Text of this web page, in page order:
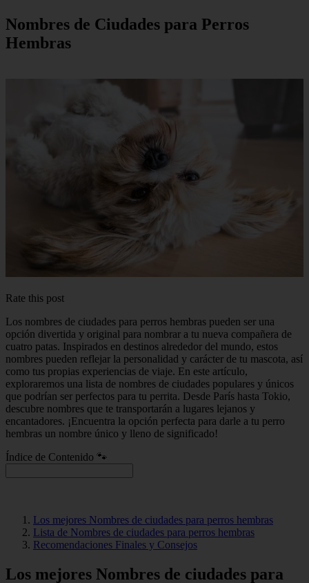
Nombres de Ciudades para Perros
Hembras
Rate this post
Los nombres de ciudades para perros hembras pueden ser una
opción divertida y original para nombrar a tu nueva compañera de
cuatro patas. Inspirados en destinos alrededor del mundo, estos
nombres pueden reflejar la personalidad y carácter de tu mascota, así
como tus propias experiencias de viaje. En este artículo,
exploraremos una lista de nombres de ciudades populares y únicos
que podrían ser perfectos para tu perrita. Desde París hasta Tokio,
descubre nombres que te transportarán a lugares lejanos y
encantadores. ¡Encuentra la opción perfecta para darle a tu perro
hembras un nombre único y lleno de significado!
Índice de Contenido 🐾
Los mejores Nombres de ciudades para perros hembras
Lista de Nombres de ciudades para perros hembras
Recomendaciones Finales y Consejos
Los mejores Nombres de ciudades para